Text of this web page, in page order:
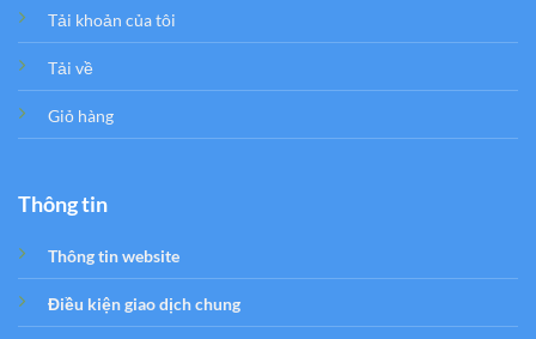
Tải khoản của tôi
Tải về
Giỏ hàng
Thông tin
Thông tin website
Điều kiện giao dịch chung